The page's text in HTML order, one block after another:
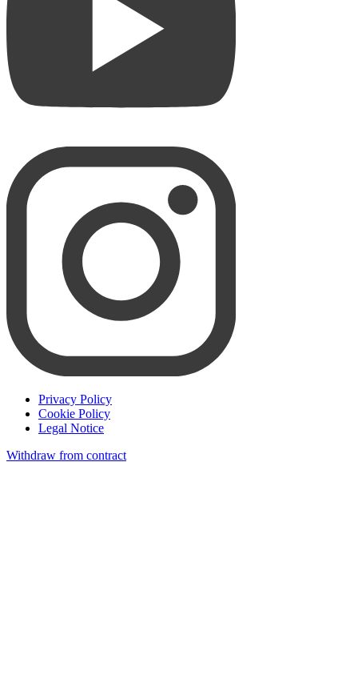
Privacy Policy
Cookie Policy
Legal Notice
Withdraw from contract